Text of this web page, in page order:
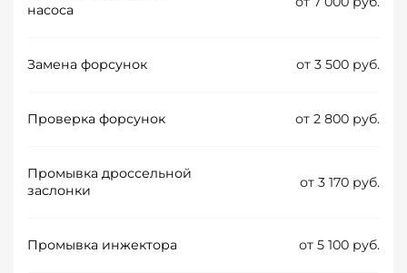
насоса
Замена форсунок от 3 500 руб.
Проверка форсунок от 2 800 руб.
Промывка дроссельной
заслонки
от 3 170 руб.
Промывка инжектора от 5 100 руб.